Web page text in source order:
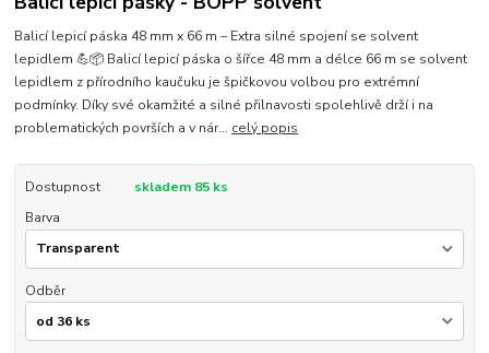
Balicí lepicí páska 48 mm x 66 m – Extra silné spojení se solvent
lepidlem 💪📦 Balicí lepicí páska o šířce 48 mm a délce 66 m se solvent
lepidlem z přírodního kaučuku je špičkovou volbou pro extrémní
podmínky. Díky své okamžité a silné přilnavosti spolehlivě drží i na
problematických površích a v nár... celý popis
Dostupnost
skladem 85 ks
Barva
Odběr